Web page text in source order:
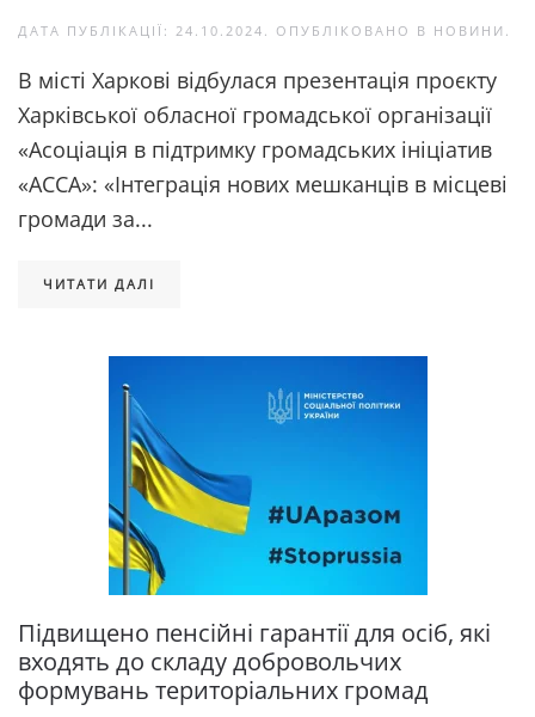
ДАТА ПУБЛІКАЦІЇ: 24.10.2024 . ОПУБЛІКОВАНО В НОВИНИ .
В місті Харкові відбулася презентація проєкту
Харківської обласної громадської організації
«Асоціація в підтримку громадських ініціатив
«АССА»: «Інтеграція нових мешканців в місцеві
громади за...
ЧИТАТИ ДАЛІ
Підвищено пенсійні гарантії для осіб, які
входять до складу добровольчих
формувань територіальних громад